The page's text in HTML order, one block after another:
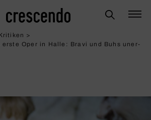
>
erste Oper in Halle: Bravi und Buhs uner­